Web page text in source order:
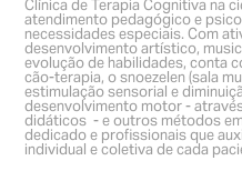
Clínica de Terapia Cognitiva na
atendimento pedagógico e
necessidades especiais. Com
desenvolvimento artístico,
evolução de habilidades, conta
cão-terapia, o snoezelen (sala
estimulação sensorial e
desenvolvimento motor -
didáticos - e outros métodos
dedicado e profissionais que
individual e coletiva de cada